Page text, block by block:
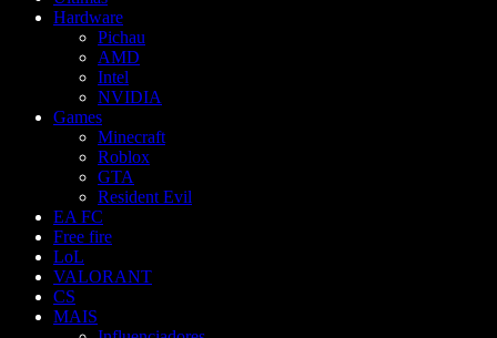
Hardware
Pichau
AMD
Intel
NVIDIA
Games
Minecraft
Roblox
GTA
Resident Evil
EA FC
Free fire
LoL
VALORANT
CS
MAIS